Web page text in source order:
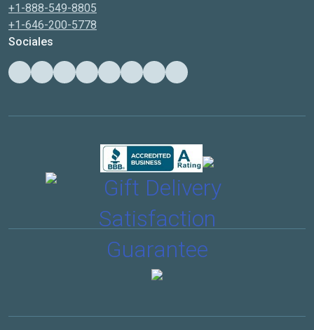
+1-888-549-8805
+1-646-200-5778
Sociales